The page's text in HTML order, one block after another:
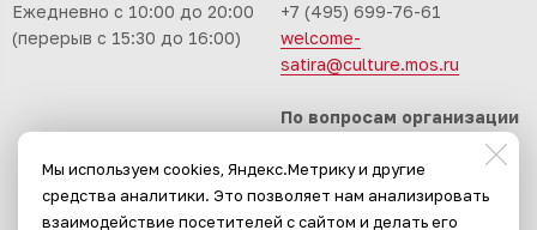
Ежедневно с 10:00 до 20:00
(перерыв с 15:30 до 16:00)
+7 (495) 699-76-61
welcome-
satira@culture.mos.ru
По вопросам организации
мероприятий
+7 (495) 699-94-30
event-satira@culture.mos.ru
Мы используем cookies, Яндекс.Метрику и другие
средства аналитики. Это позволяет нам анализировать
взаимодействие посетителей с сайтом и делать его